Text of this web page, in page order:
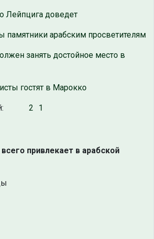
Лейпцига доведет
памятники арабским просветителям
занять достойное место в
гостят в Марокко
2 1
привлекает в арабской